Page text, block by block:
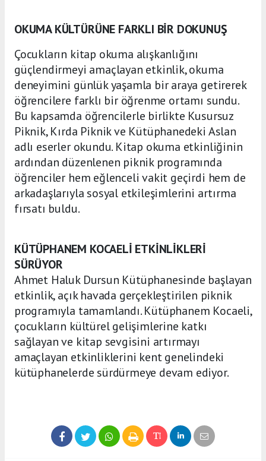
OKUMA KÜLTÜRÜNE FARKLI BİR DOKUNUŞ
Çocukların kitap okuma alışkanlığını
güçlendirmeyi amaçlayan etkinlik, okuma
deneyimini günlük yaşamla bir araya getirerek
öğrencilere farklı bir öğrenme ortamı sundu.
Bu kapsamda öğrencilerle birlikte Kusursuz
Piknik, Kırda Piknik ve Kütüphanedeki Aslan
adlı eserler okundu. Kitap okuma etkinliğinin
ardından düzenlenen piknik programında
öğrenciler hem eğlenceli vakit geçirdi hem de
arkadaşlarıyla sosyal etkileşimlerini artırma
fırsatı buldu.
KÜTÜPHANEM KOCAELİ ETKİNLİKLERİ
SÜRÜYOR
Ahmet Haluk Dursun Kütüphanesinde başlayan
etkinlik, açık havada gerçekleştirilen piknik
programıyla tamamlandı. Kütüphanem Kocaeli,
çocukların kültürel gelişimlerine katkı
sağlayan ve kitap sevgisini artırmayı
amaçlayan etkinliklerini kent genelindeki
kütüphanelerde sürdürmeye devam ediyor.